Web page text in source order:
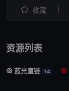
 收藏
资源列表
 蓝光直链 14 